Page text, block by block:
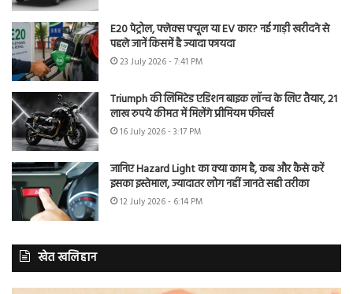
E20 पेट्रोल, फ्लेक्स फ्यूल या EV कार? नई गाड़ी खरीदने से
पहले जानें किसमें है ज्यादा फायदा
23 July 2026 - 7:41 PM
Triumph की लिमिटेड एडिशन बाइक लॉन्च के लिए तैयार, 21
लाख रुपये कीमत में मिलेंगे प्रीमियम फीचर्स
16 July 2026 - 3:17 PM
जानिए Hazard Light का क्या काम है, कब और कैसे करें
इसका इस्तेमाल, ज्यादातर लोग नहीं जानते सही तरीका
12 July 2026 - 6:14 PM
खेत खलिहान